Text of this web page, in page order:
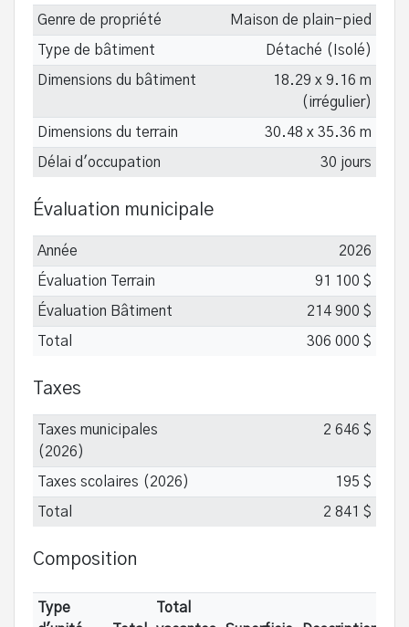
Genre de propriété Maison de plain-pied
Type de bâtiment Détaché (Isolé)
Dimensions du bâtiment
18.29 x 9.16 m
(irrégulier)
Dimensions du terrain 30.48 x 35.36 m
Délai d'occupation 30 jours
Évaluation municipale
Année 2026
Évaluation Terrain 91 100 $
Évaluation Bâtiment 214 900 $
Total 306 000 $
Taxes
Taxes municipales
(2026)
2 646 $
Taxes scolaires (2026) 195 $
Total 2 841 $
Composition
Type
Total